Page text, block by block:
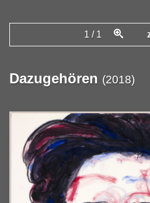
1 / 1
Dazugehören (2018)